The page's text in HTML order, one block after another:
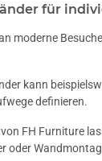
für
moderne
kann
definieren.
FH Furniture
oder